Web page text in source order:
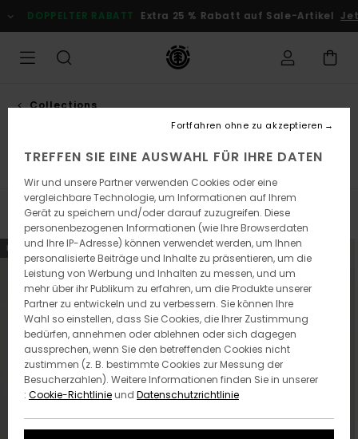
zur
Produkt
springen
DOPPELTER RABATT Extra 25 % Rabatt auf Sale-Artikel
Collections
Filtern & Sortieren 9Ergebnisse
Direkt
zu
Filterkriterien
springen
Überspringen
und
filtern
nach
NEUHEITEN NEUHEITEN
TREFFEN SIE EINE AUSWAHL FÜR IHRE DATEN
Wir und unsere Partner verwenden Cookies oder eine
vergleichbare Technologie, um Informationen auf Ihrem
Gerät zu speichern und/oder darauf zuzugreifen. Diese
personenbezogenen Informationen (wie Ihre Browserdaten
und Ihre IP-Adresse) können verwendet werden, um Ihnen
personalisierte Beiträge und Inhalte zu präsentieren, um die
Leistung von Werbung und Inhalten zu messen, und um
mehr über ihr Publikum zu erfahren, um die Produkte unserer
Partner zu entwickeln und zu verbessern. Sie können Ihre
Wahl so einstellen, dass Sie Cookies, die Ihrer Zustimmung
bedürfen, annehmen oder ablehnen oder sich dagegen
aussprechen, wenn Sie den betreffenden Cookies nicht
zustimmen (z. B. bestimmte Cookies zur Messung der
Besucherzahlen). Weitere Informationen finden Sie in unserer
: Cookie-Richtlinieund Datenschutzrichtlinie
Fortfahren ohne zu akzeptieren